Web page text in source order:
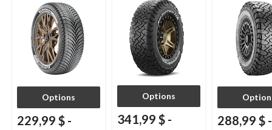
et multisegments
Options
229,99 $ -
Options
341,99 $ -
288,99 $ -